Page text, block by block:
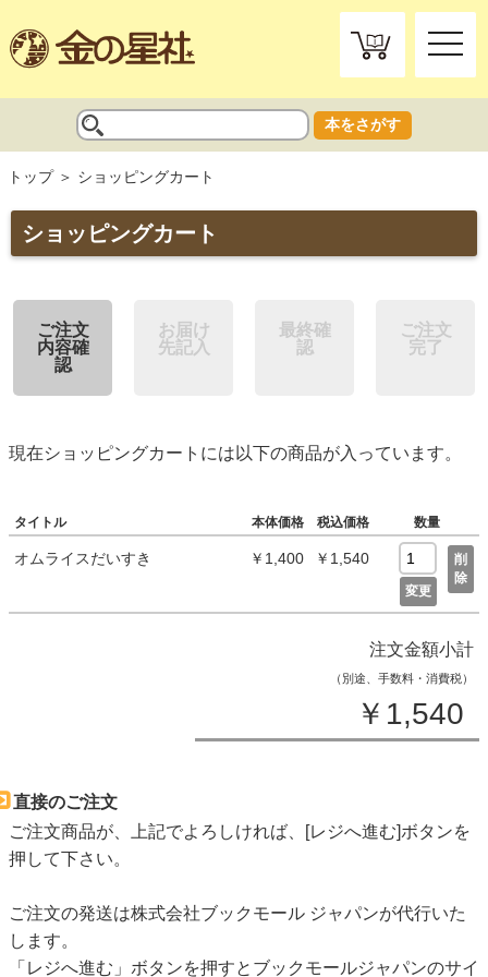
toggle
本をさがす
トップ ショッピングカート
ショッピングカート
ご注文
内容確
認
お届け
先記入
最終確
認
ご注文
完了
現在ショッピングカートには以下の商品が入っています。
タイトル 本体価格 税込価格 数量
オムライスだいすき ￥1,400 ￥1,540
変更
削
除
注文金額小計
（別途、手数料・消費税）
￥1,540
直接のご注文
ご注文商品が、上記でよろしければ、[レジへ進む]ボタンを
押して下さい。
ご注文の発送は株式会社ブックモール ジャパンが代行いた
します。
「レジへ進む」ボタンを押すとブックモールジャパンのサイ